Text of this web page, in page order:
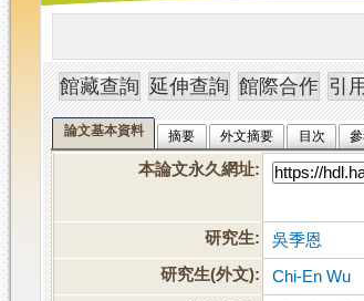
統
論文基本資料 摘要 外文摘要 目次
本論文永久網址:
研究生:
吳季恩
研究生(外文):
Chi-En Wu